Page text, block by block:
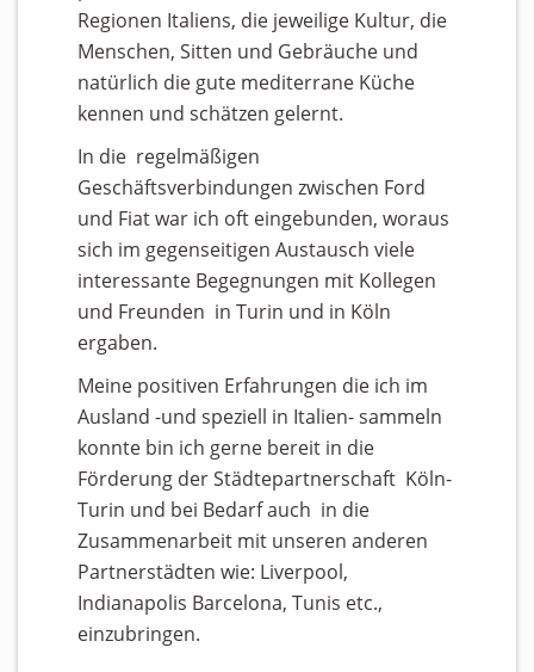
Regionen Italiens, die jeweilige Kultur, die
Menschen, Sitten und Gebräuche und
natürlich die gute mediterrane Küche
kennen und schätzen gelernt.
In die regelmäßigen
Geschäftsverbindungen zwischen Ford
und Fiat war ich oft eingebunden, woraus
sich im gegenseitigen Austausch viele
interessante Begegnungen mit Kollegen
und Freunden in Turin und in Köln
ergaben.
Meine positiven Erfahrungen die ich im
Ausland -und speziell in Italien- sammeln
konnte bin ich gerne bereit in die
Förderung der Städtepartnerschaft Köln-
Turin und bei Bedarf auch in die
Zusammenarbeit mit unseren anderen
Partnerstädten wie: Liverpool,
Indianapolis Barcelona, Tunis etc.,
einzubringen.